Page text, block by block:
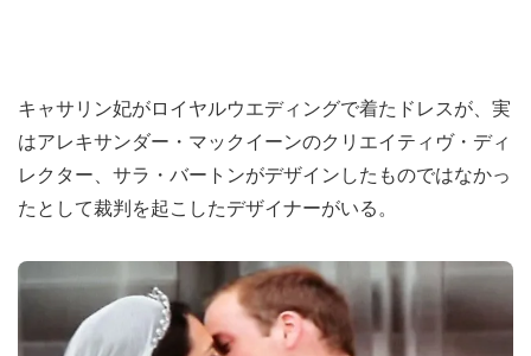
キャサリン妃がロイヤルウエディングで着たドレスが、実
はアレキサンダー・マックイーンのクリエイティヴ・ディ
レクター、サラ・バートンがデザインしたものではなかっ
たとして裁判を起こしたデザイナーがいる。